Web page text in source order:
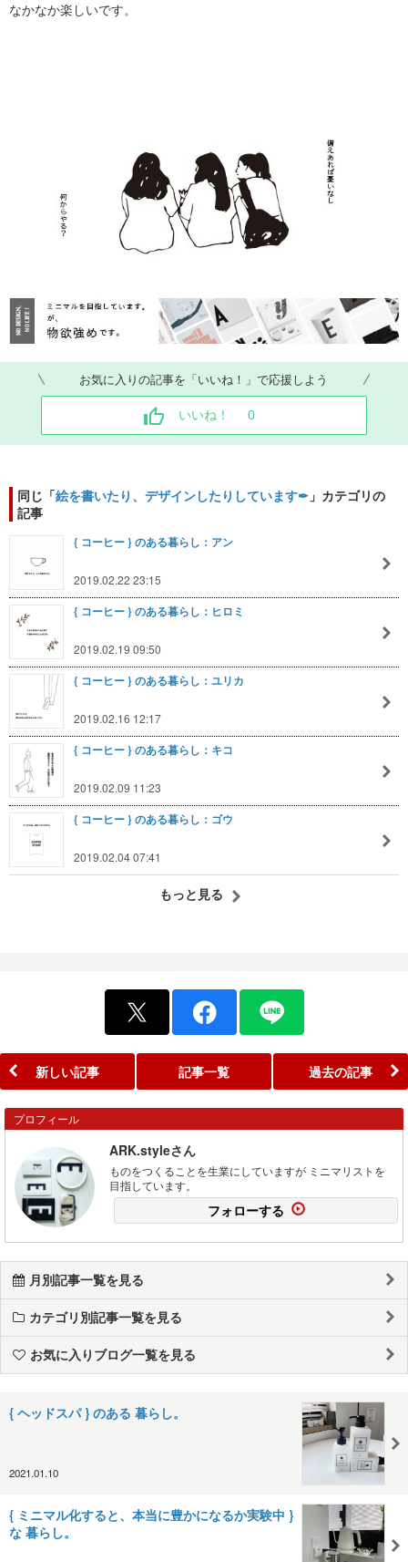
なかなか楽しいです。
お気に入りの記事を「いいね！」で応援しよう
いいね！ 0
同じ「絵を書いたり、デザインしたりしています✒︎ 」カテゴリの
記事
{ コーヒー } のある暮らし：アン
2019.02.22 23:15
{ コーヒー } のある暮らし：ヒロミ
2019.02.19 09:50
{ コーヒー } のある暮らし：ユリカ
2019.02.16 12:17
{ コーヒー } のある暮らし：キコ
2019.02.09 11:23
{ コーヒー } のある暮らし：ゴウ
2019.02.04 07:41
もっと見る
新しい記事 記事一覧 過去の記事
プロフィール
ARK.styleさん
ものをつくることを生業にしていますが ミニマリストを
目指しています。
フォローする
月別記事一覧を見る
カテゴリ別記事一覧を見る
お気に入りブログ一覧を見る
{ ヘッドスパ } のある 暮らし。
2021.01.10
{ ミニマル化すると、本当に豊かになるか実験中 }
な 暮らし。